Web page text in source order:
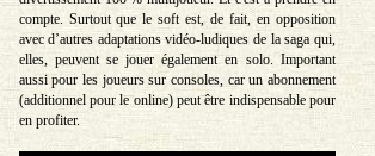
compte. Surtout que le soft est, de fait, en opposition
avec d’autres adaptations vidéo-ludiques de la saga qui,
elles, peuvent se jouer également en solo. Important
aussi pour les joueurs sur consoles, car un abonnement
(additionnel pour le online) peut être indispensable pour
en profiter.